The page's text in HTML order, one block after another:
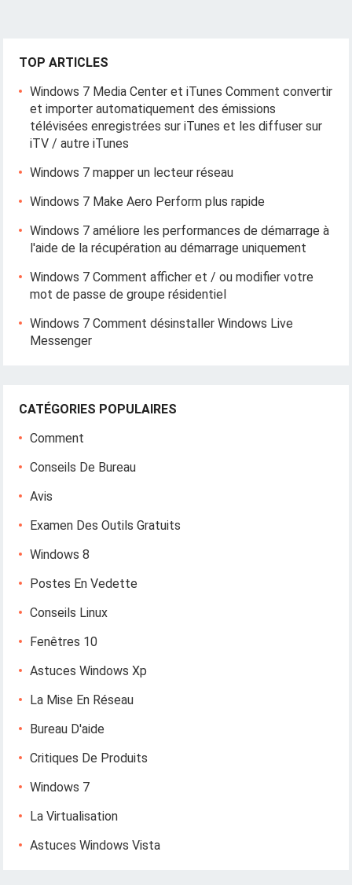
TOP ARTICLES
Windows 7 Media Center et iTunes Comment convertir
et importer automatiquement des émissions
télévisées enregistrées sur iTunes et les diffuser sur
iTV / autre iTunes
Windows 7 mapper un lecteur réseau
Windows 7 Make Aero Perform plus rapide
Windows 7 améliore les performances de démarrage à
l'aide de la récupération au démarrage uniquement
Windows 7 Comment afficher et / ou modifier votre
mot de passe de groupe résidentiel
Windows 7 Comment désinstaller Windows Live
Messenger
CATÉGORIES POPULAIRES
Comment
Conseils De Bureau
Avis
Examen Des Outils Gratuits
Windows 8
Postes En Vedette
Conseils Linux
Fenêtres 10
Astuces Windows Xp
La Mise En Réseau
Bureau D'aide
Critiques De Produits
Windows 7
La Virtualisation
Astuces Windows Vista